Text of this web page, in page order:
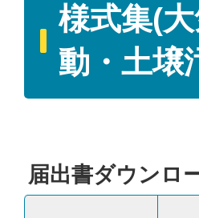
様式集(
動・土壌
届出書ダウンロ